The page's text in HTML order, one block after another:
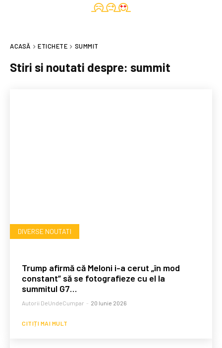
ACASĂ ETICHETE SUMMIT
Stiri si noutati despre: summit
DIVERSE NOUTATI
Trump afirmă că Meloni i-a cerut „în mod
constant” să se fotografieze cu el la
summitul G7…
Autorii DeUndeCumpar - 20 Iunie 2026
CITIȚI MAI MULT